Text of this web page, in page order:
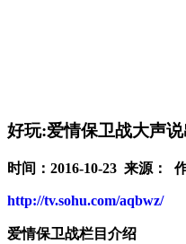
好玩:爱情保卫战大声
时间：2016-10-23 来源：
http://tv.sohu.com/aqbwz/
爱情保卫战栏目介绍